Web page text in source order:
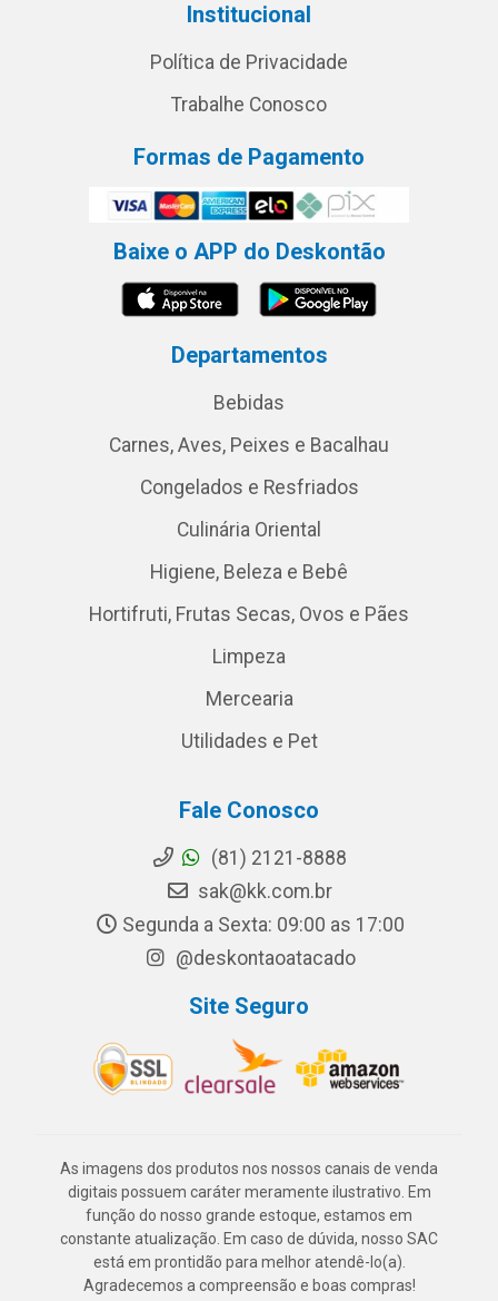
Institucional
Política de Privacidade
Trabalhe Conosco
Formas de Pagamento
Baixe o APP do Deskontão
Departamentos
Bebidas
Carnes, Aves, Peixes e Bacalhau
Congelados e Resfriados
Culinária Oriental
Higiene, Beleza e Bebê
Hortifruti, Frutas Secas, Ovos e Pães
Limpeza
Mercearia
Utilidades e Pet
Fale Conosco
(81) 2121-8888
sak@kk.com.br
Segunda a Sexta: 09:00 as 17:00
@deskontaoatacado
Site Seguro
As imagens dos produtos nos nossos canais de venda
digitais possuem caráter meramente ilustrativo. Em
função do nosso grande estoque, estamos em
constante atualização. Em caso de dúvida, nosso SAC
está em prontidão para melhor atendê-lo(a).
Agradecemos a compreensão e boas compras!